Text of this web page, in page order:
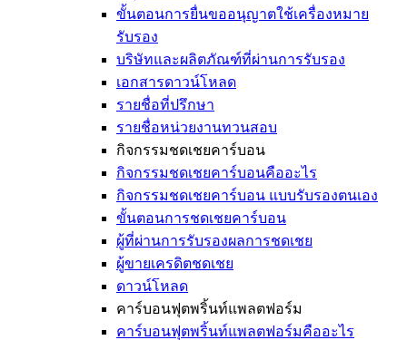
ขั้นตอนการยื่นขออนุญาตใช้เครื่องหมาย
รับรอง
บริษัทและผลิตภัณฑ์ที่ผ่านการรับรอง
เอกสารดาวน์โหลด
รายชื่อที่ปรึกษา
รายชื่อหน่วยงานทวนสอบ
กิจกรรมชดเชยคาร์บอน
กิจกรรมชดเชยคาร์บอนคืออะไร
กิจกรรมชดเชยคาร์บอน แบบรับรองตนเอง
ขั้นตอนการชดเชยคาร์บอน
ผู้ที่ผ่านการรับรองผลการชดเชย
ผู้ขายเครดิตชดเชย
ดาวน์โหลด
คาร์บอนฟุตพริ้นท์แพลตฟอร์ม
คาร์บอนฟุตพริ้นท์แพลตฟอร์มคืออะไร